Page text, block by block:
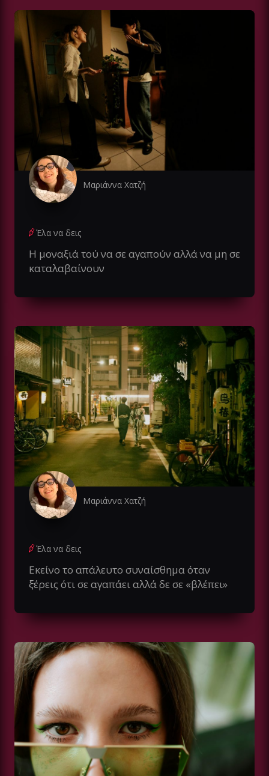
Μαριάννα Χατζή
Έλα να δεις
Η μοναξιά τού να σε αγαπούν αλλά να μη σε
καταλαβαίνουν
Μαριάννα Χατζή
Έλα να δεις
Εκείνο το απάλευτο συναίσθημα όταν
ξέρεις ότι σε αγαπάει αλλά δε σε «βλέπει»